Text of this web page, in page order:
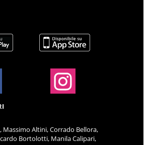
Massimo Altini, Corrado Bellora,
Bortolotti, Manila Calipari,